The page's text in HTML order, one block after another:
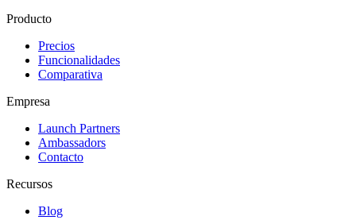
Producto
Precios
Funcionalidades
Comparativa
Empresa
Launch Partners
Ambassadors
Contacto
Recursos
Blog